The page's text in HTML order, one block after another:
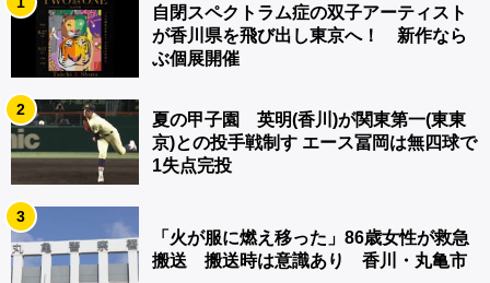
自閉スペクトラム症の双子アーティスト
が香川県を飛び出し東京へ！ 新作なら
ぶ個展開催
2
夏の甲子園 英明(香川)が関東第一(東東
京)との投手戦制す エース冨岡は無四球で
1失点完投
3
「火が服に燃え移った」86歳女性が救急
搬送 搬送時は意識あり 香川・丸亀市